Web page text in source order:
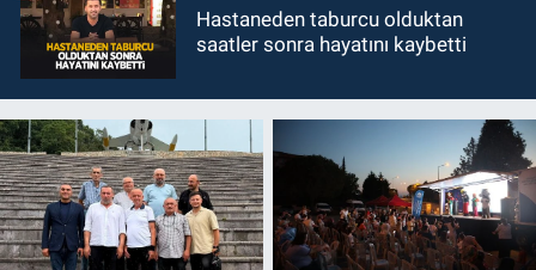
Hastaneden taburcu olduktan
saatler sonra hayatını kaybetti